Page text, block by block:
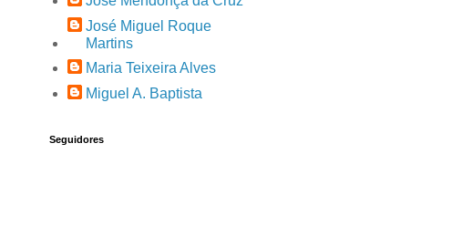
José Miguel Roque
Martins
Maria Teixeira Alves
Miguel A. Baptista
Seguidores